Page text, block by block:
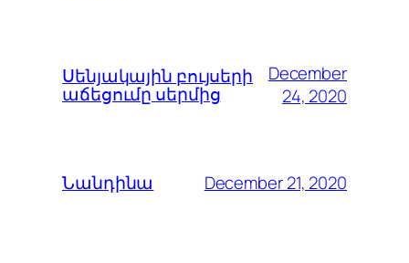
Սենյակային բույսերի
աճեցումը սերմից
December
24, 2020
Նանդինա December 21, 2020